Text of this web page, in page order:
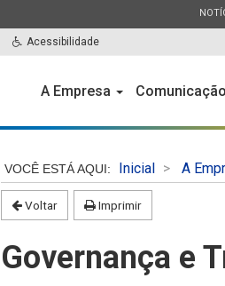
Acessibilidade
do
A Empresa Comunicação
Inicial A
Voltar Imprimir
Governança e